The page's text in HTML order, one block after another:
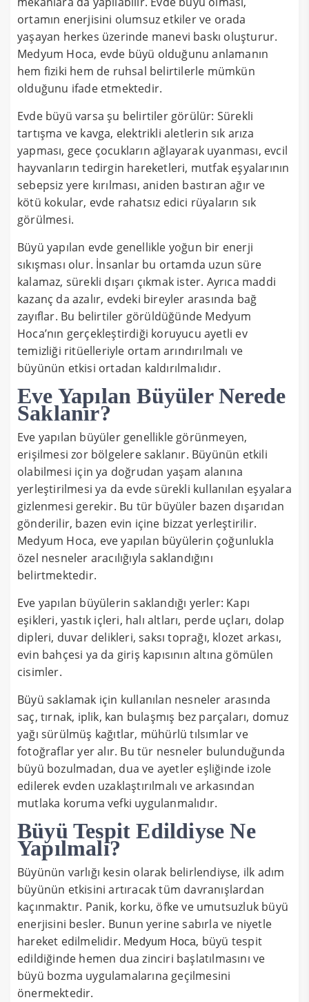
ortamın enerjisini olumsuz etkiler ve orada
yaşayan herkes üzerinde manevi baskı oluşturur.
Medyum Hoca, evde büyü olduğunu anlamanın
hem fiziki hem de ruhsal belirtilerle mümkün
olduğunu ifade etmektedir.
Evde büyü varsa şu belirtiler görülür: Sürekli
tartışma ve kavga, elektrikli aletlerin sık arıza
yapması, gece çocukların ağlayarak uyanması, evcil
hayvanların tedirgin hareketleri, mutfak eşyalarının
sebepsiz yere kırılması, aniden bastıran ağır ve
kötü kokular, evde rahatsız edici rüyaların sık
görülmesi.
Büyü yapılan evde genellikle yoğun bir enerji
sıkışması olur. İnsanlar bu ortamda uzun süre
kalamaz, sürekli dışarı çıkmak ister. Ayrıca maddi
kazanç da azalır, evdeki bireyler arasında bağ
zayıflar. Bu belirtiler görüldüğünde Medyum
Hoca’nın gerçekleştirdiği koruyucu ayetli ev
temizliği ritüelleriyle ortam arındırılmalı ve
büyünün etkisi ortadan kaldırılmalıdır.
Eve Yapılan Büyüler Nerede
Saklanır?
Eve yapılan büyüler genellikle görünmeyen,
erişilmesi zor bölgelere saklanır. Büyünün etkili
olabilmesi için ya doğrudan yaşam alanına
yerleştirilmesi ya da evde sürekli kullanılan eşyalara
gizlenmesi gerekir. Bu tür büyüler bazen dışarıdan
gönderilir, bazen evin içine bizzat yerleştirilir.
Medyum Hoca, eve yapılan büyülerin çoğunlukla
özel nesneler aracılığıyla saklandığını
belirtmektedir.
Eve yapılan büyülerin saklandığı yerler: Kapı
eşikleri, yastık içleri, halı altları, perde uçları, dolap
dipleri, duvar delikleri, saksı toprağı, klozet arkası,
evin bahçesi ya da giriş kapısının altına gömülen
cisimler.
Büyü saklamak için kullanılan nesneler arasında
saç, tırnak, iplik, kan bulaşmış bez parçaları, domuz
yağı sürülmüş kağıtlar, mühürlü tılsımlar ve
fotoğraflar yer alır. Bu tür nesneler bulunduğunda
büyü bozulmadan, dua ve ayetler eşliğinde izole
edilerek evden uzaklaştırılmalı ve arkasından
mutlaka koruma vefki uygulanmalıdır.
Büyü Tespit Edildiyse Ne
Yapılmalı?
Büyünün varlığı kesin olarak belirlendiyse, ilk adım
büyünün etkisini artıracak tüm davranışlardan
kaçınmaktır. Panik, korku, öfke ve umutsuzluk büyü
enerjisini besler. Bunun yerine sabırla ve niyetle
hareket edilmelidir. Medyum Hoca, büyü tespit
edildiğinde hemen dua zinciri başlatılmasını ve
büyü bozma uygulamalarına geçilmesini
önermektedir.